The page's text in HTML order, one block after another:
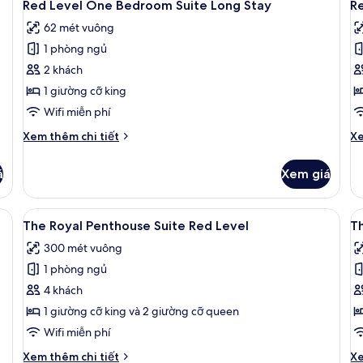
tất
cả
ảnh
Red
Level
One
Suite
Red Level One Bedroom Suite Long Stay
62 mét vuông
1 phòng ngủ
2 khách
1 giường cỡ king
Wifi miễn phí
Xem thêm chi tiết
Chi
Red
Level
One
Bedroom
Suite
Long
Stay
Xem giá
Red
két bảo mật tại phòng, bàn
Xem
tất
cả
ảnh
The
Royal
Penthouse
Bộ đồ giường cao cấp, minibar, két
20
The Royal Penthouse Suite Red Level
300 mét vuông
1 phòng ngủ
4 khách
1 giường cỡ king và 2 giường cỡ queen
Wifi miễn phí
Xem thêm chi tiết
Chi